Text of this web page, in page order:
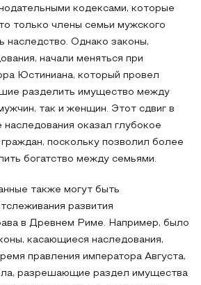
кодексами, которые
только члены семьи мужского
наследство. Однако законы,
начали меняться при
Юстиниана, который провел
разделить имущество между
так и женщин. Этот сдвиг в
наследования оказал глубокое
поскольку позволил более
богатство между семьями.
также могут быть
развития
в Древнем Риме. Например, было
касающиеся наследования,
правления императора Августа,
разрешающие раздел имущества